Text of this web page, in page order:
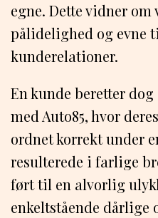
egne. Dette vidner om
pålidelighed og evne
kunderelationer.
En kunde beretter
med Auto85, hvor
ordnet korrekt under
resulterede i farlige
ført til en alvorlig
enkeltstående dårlige